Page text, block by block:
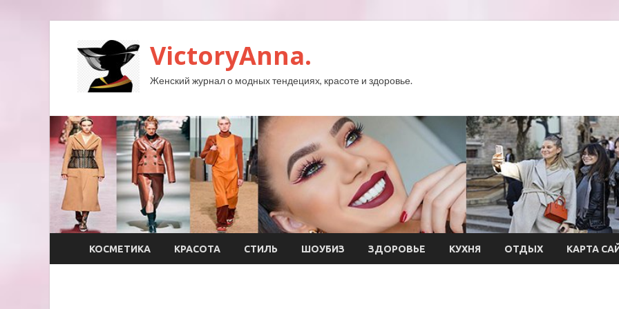
VictoryAnna.
Женский журнал о модных тендециях, красоте и здоровье.
КОСМЕТИКА КРАСОТА СТИЛЬ ШОУБИЗ ЗДОРОВЬЕ КУХНЯ ОТДЫХ КАРТА